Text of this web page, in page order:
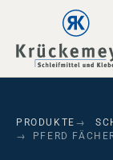
Skip to main
Skip to main
Skip to page footer
PRODUKTE
PFERD